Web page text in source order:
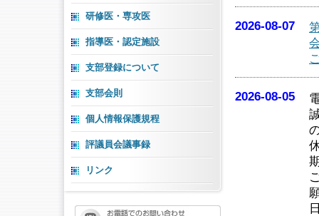
2026-08-07
2026-08-05
研修医・専攻医
指導医・認定施設
支部登録について
支部会則
個人情報保護規程
評議員会議事録
リンク